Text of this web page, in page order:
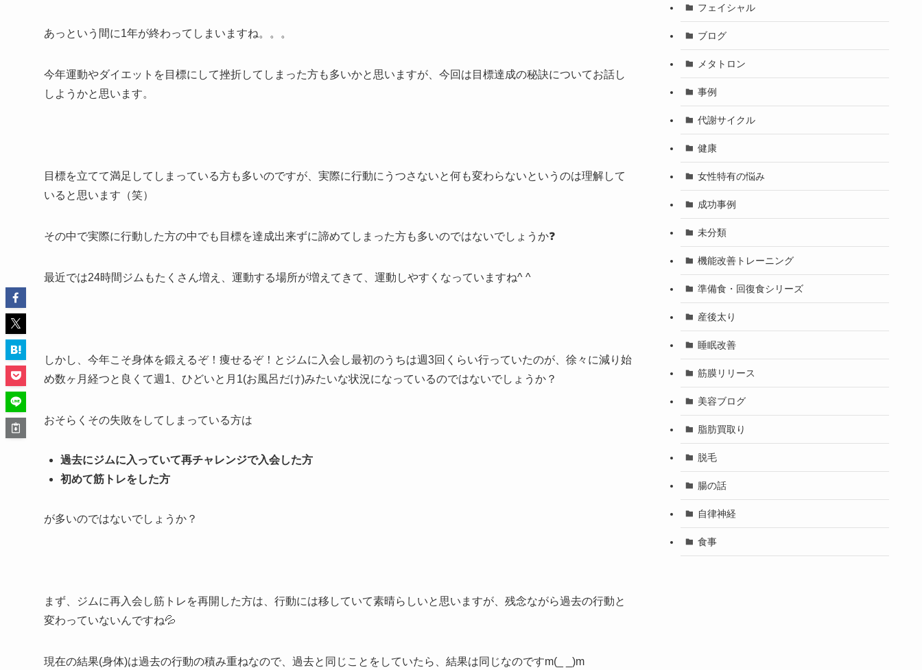
あっという間に1年が終わってしまいますね。。。
今年運動やダイエットを目標にして挫折してしまった方も多いかと思いますが、今回は目標達成の秘訣についてお話し
しようかと思います。
目標を立てて満足してしまっている方も多いのですが、実際に行動にうつさないと何も変わらないというのは理解して
いると思います（笑）
その中で実際に行動した方の中でも目標を達成出来ずに諦めてしまった方も多いのではないでしょうか❓
最近では24時間ジムもたくさん増え、運動する場所が増えてきて、運動しやすくなっていますね^ ^
しかし、今年こそ身体を鍛えるぞ！痩せるぞ！とジムに入会し最初のうちは週3回くらい行っていたのが、徐々に減り始
め数ヶ月経つと良くて週1、ひどいと月1(お風呂だけ)みたいな状況になっているのではないでしょうか？
おそらくその失敗をしてしまっている方は
過去にジムに入っていて再チャレンジで入会した方
初めて筋トレをした方
が多いのではないでしょうか？
まず、ジムに再入会し筋トレを再開した方は、行動には移していて素晴らしいと思いますが、残念ながら過去の行動と
変わっていないんですね💦
現在の結果(身体)は過去の行動の積み重ねなので、過去と同じことをしていたら、結果は同じなのですm(_ _)m
フェイシャル
ブログ
メタトロン
事例
代謝サイクル
健康
女性特有の悩み
成功事例
未分類
機能改善トレーニング
準備食・回復食シリーズ
産後太り
睡眠改善
筋膜リリース
美容ブログ
脂肪買取り
脱毛
腸の話
自律神経
食事